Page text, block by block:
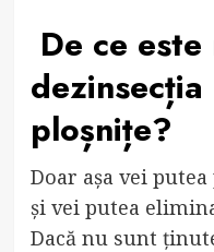
De ce este
ploșnițe?
Doar așa vei
și vei putea
Dacă nu sunt